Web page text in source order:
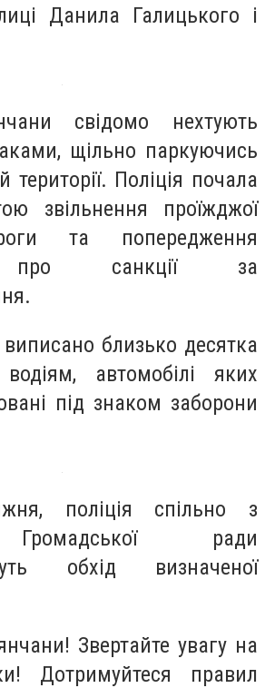
Данила Галицького і
свідомо нехтують
щільно паркуючись
території. Поліція почала
звільнення проїжджої
та попередження
про санкції за
близько десятка
автомобілі яких
під знаком заборони
поліція спільно з
ради
обхід визначеної
Звертайте увагу на
Дотримуйтеся правил